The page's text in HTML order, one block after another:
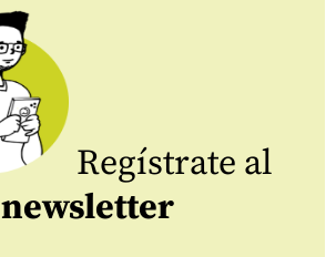
Regístrate al
newsletter